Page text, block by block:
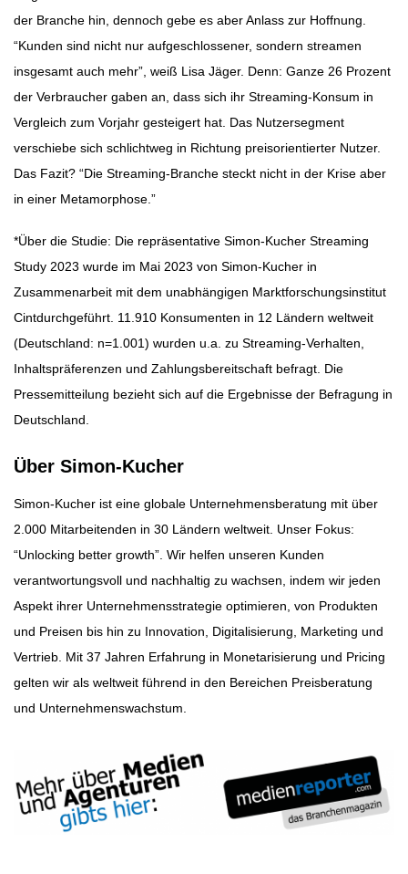
der Branche hin, dennoch gebe es aber Anlass zur Hoffnung.
“Kunden sind nicht nur aufgeschlossener, sondern streamen
insgesamt auch mehr”, weiß Lisa Jäger. Denn: Ganze 26 Prozent
der Verbraucher gaben an, dass sich ihr Streaming-Konsum in
Vergleich zum Vorjahr gesteigert hat. Das Nutzersegment
verschiebe sich schlichtweg in Richtung preisorientierter Nutzer.
Das Fazit? “Die Streaming-Branche steckt nicht in der Krise aber
in einer Metamorphose.”
*Über die Studie: Die repräsentative Simon-Kucher Streaming
Study 2023 wurde im Mai 2023 von Simon-Kucher in
Zusammenarbeit mit dem unabhängigen Marktforschungsinstitut
Cintdurchgeführt. 11.910 Konsumenten in 12 Ländern weltweit
(Deutschland: n=1.001) wurden u.a. zu Streaming-Verhalten,
Inhaltspräferenzen und Zahlungsbereitschaft befragt. Die
Pressemitteilung bezieht sich auf die Ergebnisse der Befragung in
Deutschland.
Über Simon-Kucher
Simon-Kucher ist eine globale Unternehmensberatung mit über
2.000 Mitarbeitenden in 30 Ländern weltweit. Unser Fokus:
“Unlocking better growth”. Wir helfen unseren Kunden
verantwortungsvoll und nachhaltig zu wachsen, indem wir jeden
Aspekt ihrer Unternehmensstrategie optimieren, von Produkten
und Preisen bis hin zu Innovation, Digitalisierung, Marketing und
Vertrieb. Mit 37 Jahren Erfahrung in Monetarisierung und Pricing
gelten wir als weltweit führend in den Bereichen Preisberatung
und Unternehmenswachstum.